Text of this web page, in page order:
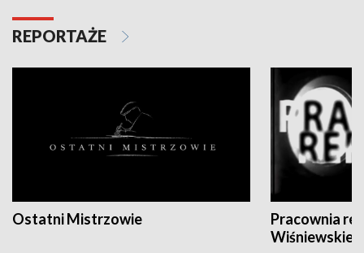
REPORTAŻE
Ostatni Mistrzowie
Pracownia